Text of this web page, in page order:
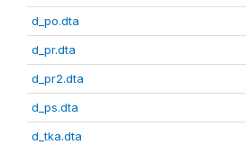
d_po.dta
d_pr.dta
d_pr2.dta
d_ps.dta
d_tka.dta